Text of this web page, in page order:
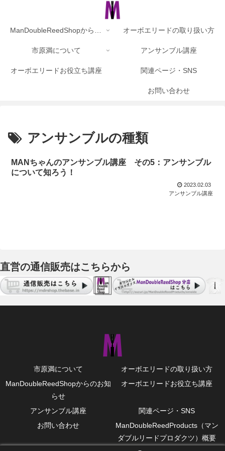
オーボエリードの取り扱い方
市原満について アンサンブル講座
オーボエリードお役立ち講座 関連ページ・SNS
お問い合わせ
アンサンブルの種類
MANちゃんのアンサンブル講座 その5：アンサンブル
について知ろう！
2023.02.03
アンサンブル講座
直営の通信販売はこちらから
市原満について
オーボエリードの取り扱い方
ManDoubleReedShopからのお知
らせ
オーボエリードお役立ち講座
アンサンブル講座
関連ページ・SNS
お問い合わせ
ManDoubleReedProducts（マン
ダブルリードプロダクツ）概要